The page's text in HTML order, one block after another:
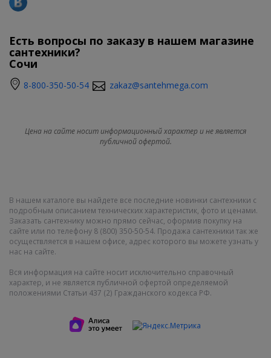
Есть вопросы по заказу в нашем магазине
сантехники?
Сочи
8-800-350-50-54 zakaz@santehmega.com
Цена на сайте носит информационный характер и не является
публичной офертой.
В нашем каталоге вы найдете все последние новинки сантехники с
подробным описанием технических характеристик, фото и ценами.
Заказать сантехнику можно прямо сейчас, оформив покупку на
сайте или по телефону 8 (800) 350-50-54. Продажа сантехники так же
осуществляется в нашем офисе, адрес которого вы можете узнать у
нас на сайте.
Вся информация на сайте носит исключительно справочный
характер, и не является публичной офертой определяемой
положениями Статьи 437 (2) Гражданского кодекса РФ.